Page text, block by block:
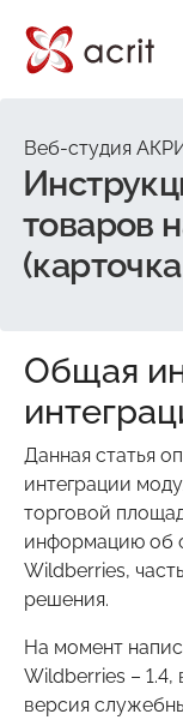
Веб-студия
товаров
Общая
Данная статья
интеграции
торговой
информацию об
Wildberries,
решения.
На момент
Wildberries – 1.4,
версия